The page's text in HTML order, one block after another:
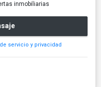
inmobiliarias
servicio y privacidad